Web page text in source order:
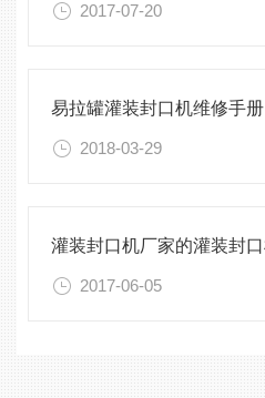
2017-07-20
易拉罐灌装封口机维修手册
2018-03-29
2017-06-05